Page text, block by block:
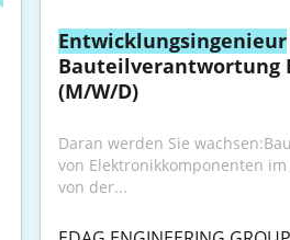
Entwicklungsingenieur
Bauteilverantwortung
(M/W/D)
Daran werden Sie
von Elektronikkomponenten
von der...